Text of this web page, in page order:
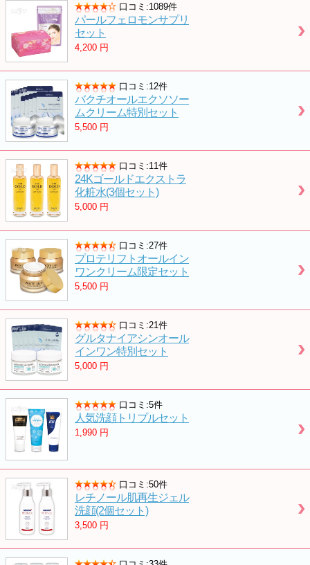
口コミ:1089件
パールフェロモンサプリ
セット
4,200 円
口コミ:12件
バクチオールエクソソー
ムクリーム特別セット
5,500 円
口コミ:11件
24Kゴールドエクストラ
化粧水(3個セット)
5,000 円
口コミ:27件
プロテリフトオールイン
ワンクリーム限定セット
5,500 円
口コミ:21件
グルタナイアシンオール
インワン特別セット
5,000 円
口コミ:5件
人気洗顔トリプルセット
1,990 円
口コミ:50件
レチノール肌再生ジェル
洗顔(2個セット)
3,500 円